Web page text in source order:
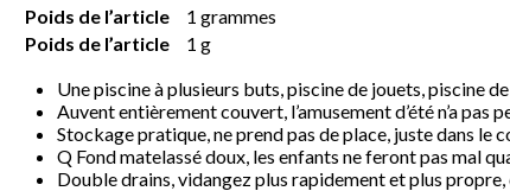
Poids de l’article
‎1 grammes
Poids de l’article
‎1 g
Une piscine à plusieurs buts, piscine de jouets, piscine
Auvent entièrement couvert, l’amusement d’été n’a
Stockage pratique, ne prend pas de place, juste dans le
Q Fond matelassé doux, les enfants ne feront pas mal
Double drains, vidangez plus rapidement et plus